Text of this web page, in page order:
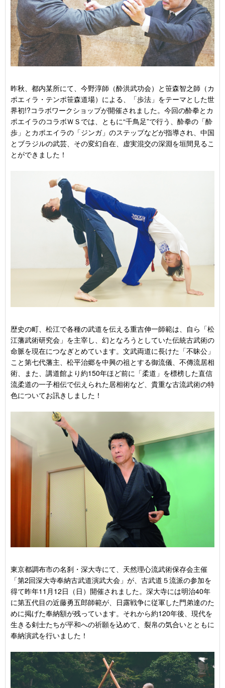
昨秋、都内某所にて、今野淳師（酔洪武功会）と笹森智之師（カ
ポエィラ・テンポ笹森道場）による、「歩法」をテーマとした世
界初!?コラボワークショップが開催されました。今回の酔拳とカ
ポエイラのコラボＷＳでは、ともに“千鳥足”で行う、酔拳の「酔
歩」とカポエイラの「ジンガ」のステップなどが指導され、中国
とブラジルの武芸、その変幻自在、虚実混交の深淵を垣間見るこ
とができました！
歴史の町、松江で各種の武道を伝える重吉伸一師範は、自ら「松
江藩武術研究会」を主宰し、幻となろうとしていた伝統古武術の
命脈を現在につなぎとめています。文武両道に長けた「不昧公」
こと第七代藩主、松平治郷を中興の祖とする御流儀、不傳流居相
術、また、講道館より約150年ほど前に「柔道」を標榜した直信
流柔道の一子相伝で伝えられた居相術など、貴重な古流武術の特
色についてお訊きしました！
東京都調布市の名刹・深大寺にて、天然理心流武術保存会主催
「第2回深大寺奉納古武道演武大会」が、古武道５流派の参加を
得て昨年11月12日（日）開催されました。深大寺には明治40年
に第五代目の近藤勇五郎師範が、日露戦争に従軍した門弟達のた
めに掲げた奉納額が残っています。それから約120年後、現代を
生きる剣士たちが平和への祈願を込めて、裂帛の気合いとともに
奉納演武を行いました！